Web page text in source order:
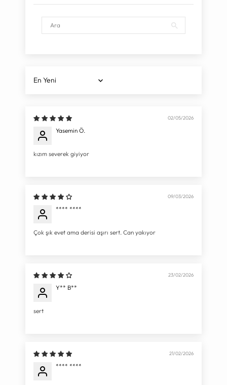
Sort by
02/05/2026
Yasemin Ö.
kızım severek giyiyor
09/03/2026
**** ****
Çok şık evet ama derisi aşırı sert. Can yakıyor
23/02/2026
Y** B**
sert
21/02/2026
**** ****